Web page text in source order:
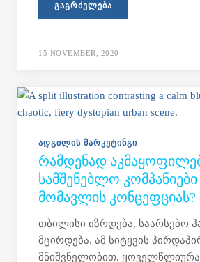
ᲒᲐᲒᲠᲫᲔᲚᲔᲑᲐ
15 NOVEMBER, 2020
ᲐᲓᲒᲘᲚᲘᲡ ᲛᲐᲠᲙᲔᲢᲘᲜᲒᲘ
ᲠᲐᲛᲓᲔᲜᲐᲓ
ᲡᲐᲛᲨᲔᲜᲔᲑᲚᲝ
ᲛᲝᲛᲐᲕᲚᲘᲡ ᲙᲝᲜᲪᲔᲤᲪᲘᲐᲡ?
თბილისი იზრდება, საარსებო
მცირდება, ამ სიტყვის
მნიშვნელობით.